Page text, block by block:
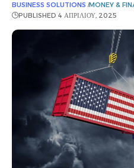
BUSINESS SOLUTIONS MONEY &
PUBLISHED 4 ΑΠΡΙΛΊΟΥ, 2025